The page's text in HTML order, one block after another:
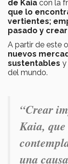
de Kaia con la
que lo
vertientes;
pasado y
A partir de este
nuevos
sustentables y
del mundo.
“Crear
Kaia,
una